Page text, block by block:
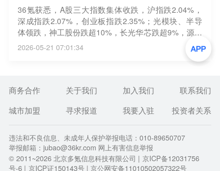
36氪获悉，A股三大指数集体收跌，沪指跌2.04%，
深成指跌2.07%，创业板指跌2.35%；光模块、半导
体领跌，神工股份跌超10%，长光华芯跌超9%，源杰
科技、东山精密跌超6%；汽车产业链、海运逆势走
强，德赛西威、浙江世宝涨停，招商南油涨超7%；个
2026-05-21 07:01:34
商务合作 关于我们 加入我们
联系我们
城市加盟
寻求报道 我要入驻 投资者关系
违法和不良信息、未成年人保护举报电话：010-89650707
举报邮箱：jubao@36kr.com 网上有害信息举报
© 2011~2026北京多氪信息科技有限公司 | 京ICP备12031756
号-6 | 京ICP证150143号 | 京公网安备11010502057322号